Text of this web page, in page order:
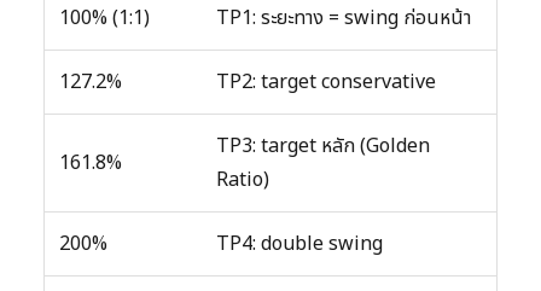
100% (1:1) TP1: ระยะทาง = swing ก่อนหน้า
127.2% TP2: target conservative
161.8%
TP3: target หลัก (Golden
Ratio)
200% TP4: double swing